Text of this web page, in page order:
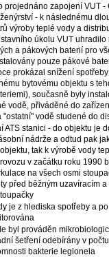
projednáno zapojení VUT -
- k následnému
výroby teplé vody a
úkolu VUT uhradilo
a pákových baterií pro
pouze pákové
prokázal snížení
bytovému objektu s
současně byly
vodě, přiváděné do
"ostatní" vodě studené do
ATS stanici - do objektu je
nádrže a odtud pak
tak k výrobě vody
v začátku roku 1990
na všech osmi
před běžným uzavíracím
je z hlediska spotřeby a
byl prováděn
šetření odebírány v
bakterie legionela